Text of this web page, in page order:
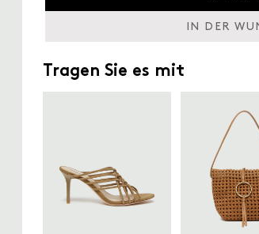
IN DER
Tragen Sie es mit